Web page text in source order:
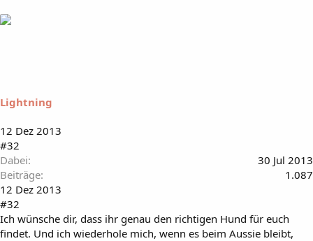
Lightning
12 Dez 2013
#32
Dabei
30 Jul 2013
Beiträge
1.087
12 Dez 2013
#32
Ich wünsche dir, dass ihr genau den richtigen Hund für euch
findet. Und ich wiederhole mich, wenn es beim Aussie bleibt,